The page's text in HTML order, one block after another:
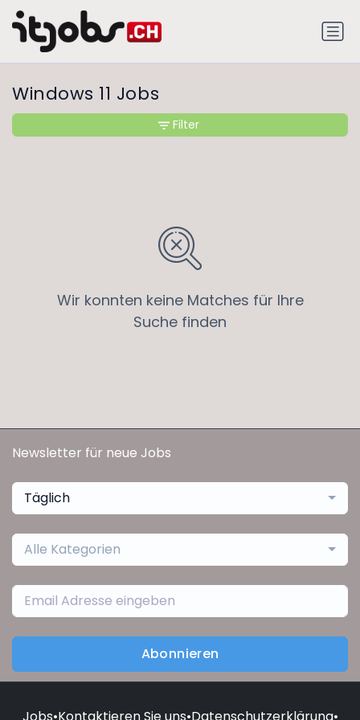
Windows 11 Jobs
Wir konnten keine Matches für Ihre
Suche finden
Filter
Newsletter für neue Jobs
Täglich
Alle Kategorien
Abonnieren
Jobs•Kontaktieren Sie uns•Datenschutzerklärung•